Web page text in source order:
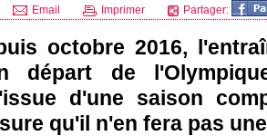
Email Imprimer Partager:
octobre 2016,
départ de
d'une saison
qu'il n'en fera pas